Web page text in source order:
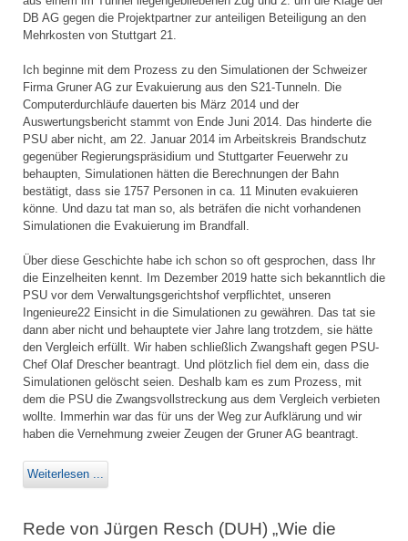
DB AG gegen die Projektpartner zur anteiligen Beteiligung an den
Mehrkosten von Stuttgart 21.
Ich beginne mit dem Prozess zu den Simulationen der Schweizer
Firma Gruner AG zur Evakuierung aus den S21-Tunneln. Die
Computerdurchläufe dauerten bis März 2014 und der
Auswertungsbericht stammt von Ende Juni 2014. Das hinderte die
PSU aber nicht, am 22. Januar 2014 im Arbeitskreis Brandschutz
gegenüber Regierungspräsidium und Stuttgarter Feuerwehr zu
behaupten, Simulationen hätten die Berechnungen der Bahn
bestätigt, dass sie 1757 Personen in ca. 11 Minuten evakuieren
könne. Und dazu tat man so, als beträfen die nicht vorhandenen
Simulationen die Evakuierung im Brandfall.
Über diese Geschichte habe ich schon so oft gesprochen, dass Ihr
die Einzelheiten kennt. Im Dezember 2019 hatte sich bekanntlich die
PSU vor dem Verwaltungsgerichtshof verpflichtet, unseren
Ingenieure22 Einsicht in die Simulationen zu gewähren. Das tat sie
dann aber nicht und behauptete vier Jahre lang trotzdem, sie hätte
den Vergleich erfüllt. Wir haben schließlich Zwangshaft gegen PSU-
Chef Olaf Drescher beantragt. Und plötzlich fiel dem ein, dass die
Simulationen gelöscht seien. Deshalb kam es zum Prozess, mit
dem die PSU die Zwangsvollstreckung aus dem Vergleich verbieten
wollte. Immerhin war das für uns der Weg zur Aufklärung und wir
haben die Vernehmung zweier Zeugen der Gruner AG beantragt.
Weiterlesen ...
Rede von Jürgen Resch (DUH) „Wie die